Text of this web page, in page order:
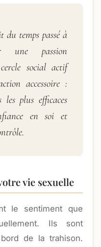
temps passé à
une passion
social actif
accessoire :
plus efficaces
en soi et
vie sexuelle
le sentiment que
Ils sont
de la trahison.